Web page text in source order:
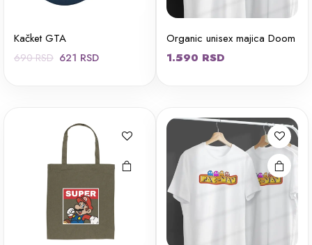
Kačket GTA
690RSD Originalna
621 RSDTrenutna
Organic unisex majica Doom
1.590 RSD
Ovaj
Opcije
mogu biti
izabrane
proizvoda.
Opcije
mogu biti
izabrane
na stranici
proizvoda.